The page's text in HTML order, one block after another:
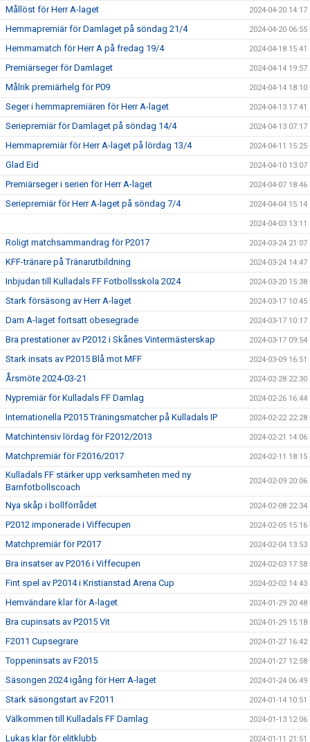
Mållöst för Herr A-laget 2024-04-20 14:17
Hemmapremiär för Damlaget på söndag 21/4 2024-04-20 06:55
Hemmamatch för Herr A på fredag 19/4 2024-04-18 15:41
Premiärseger för Damlaget 2024-04-14 19:57
Målrik premiärhelg för P09 2024-04-14 18:10
Seger i hemmapremiären för Herr A-laget 2024-04-13 17:41
Seriepremiär för Damlaget på söndag 14/4 2024-04-13 07:17
Hemmapremiär för Herr A-laget på lördag 13/4 2024-04-11 15:25
Glad Eid 2024-04-10 13:07
Premiärseger i serien för Herr A-laget 2024-04-07 18:46
Seriepremiär för Herr A-laget på söndag 7/4 2024-04-04 15:14
2024-04-03 13:11
Roligt matchsammandrag för P2017 2024-03-24 21:07
KFF-tränare på Tränarutbildning 2024-03-24 14:47
Inbjudan till Kulladals FF Fotbollsskola 2024 2024-03-20 15:38
Stark försäsong av Herr A-laget 2024-03-17 10:45
Dam A-laget fortsatt obesegrade 2024-03-17 10:17
Bra prestationer av P2012 i Skånes Vintermästerskap 2024-03-17 09:54
Stark insats av P2015 Blå mot MFF 2024-03-09 16:51
Årsmöte 2024-03-21 2024-02-28 22:30
Nypremiär för Kulladals FF Damlag 2024-02-26 16:44
Internationella P2015 Träningsmatcher på Kulladals IP 2024-02-22 22:28
Matchintensiv lördag för F2012/2013 2024-02-21 14:06
Matchpremiär för F2016/2017 2024-02-11 18:15
Kulladals FF stärker upp verksamheten med ny
Barnfotbollscoach
2024-02-09 20:06
Nya skåp i bollförrådet 2024-02-08 22:34
P2012 imponerade i Viffecupen 2024-02-05 15:16
Matchpremiär för P2017 2024-02-04 13:53
Bra insatser av P2016 i Viffecupen 2024-02-03 17:58
Fint spel av P2014 i Kristianstad Arena Cup 2024-02-02 14:43
Hemvändare klar för A-laget 2024-01-29 20:48
Bra cupinsats av P2015 Vit 2024-01-29 15:18
F2011 Cupsegrare 2024-01-27 16:42
Toppeninsats av F2015 2024-01-27 12:58
Säsongen 2024 igång för Herr A-laget 2024-01-24 06:49
Stark säsongstart av F2011 2024-01-14 10:51
Välkommen till Kulladals FF Damlag 2024-01-13 12:06
Lukas klar för elitklubb 2024-01-11 21:51